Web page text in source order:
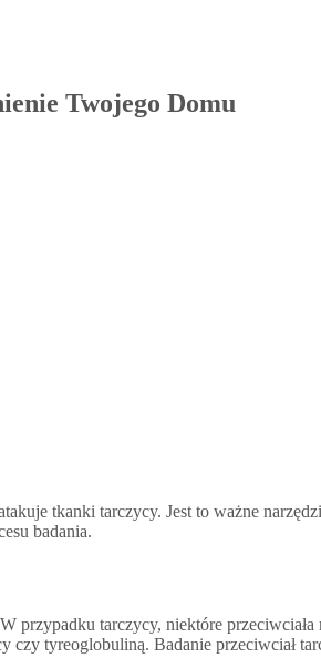
Twojego Domu
tkanki tarczycy. Jest to ważne
badania.
przypadku tarczycy, niektóre
czy tyreoglobuliną. Badanie przeciwciał